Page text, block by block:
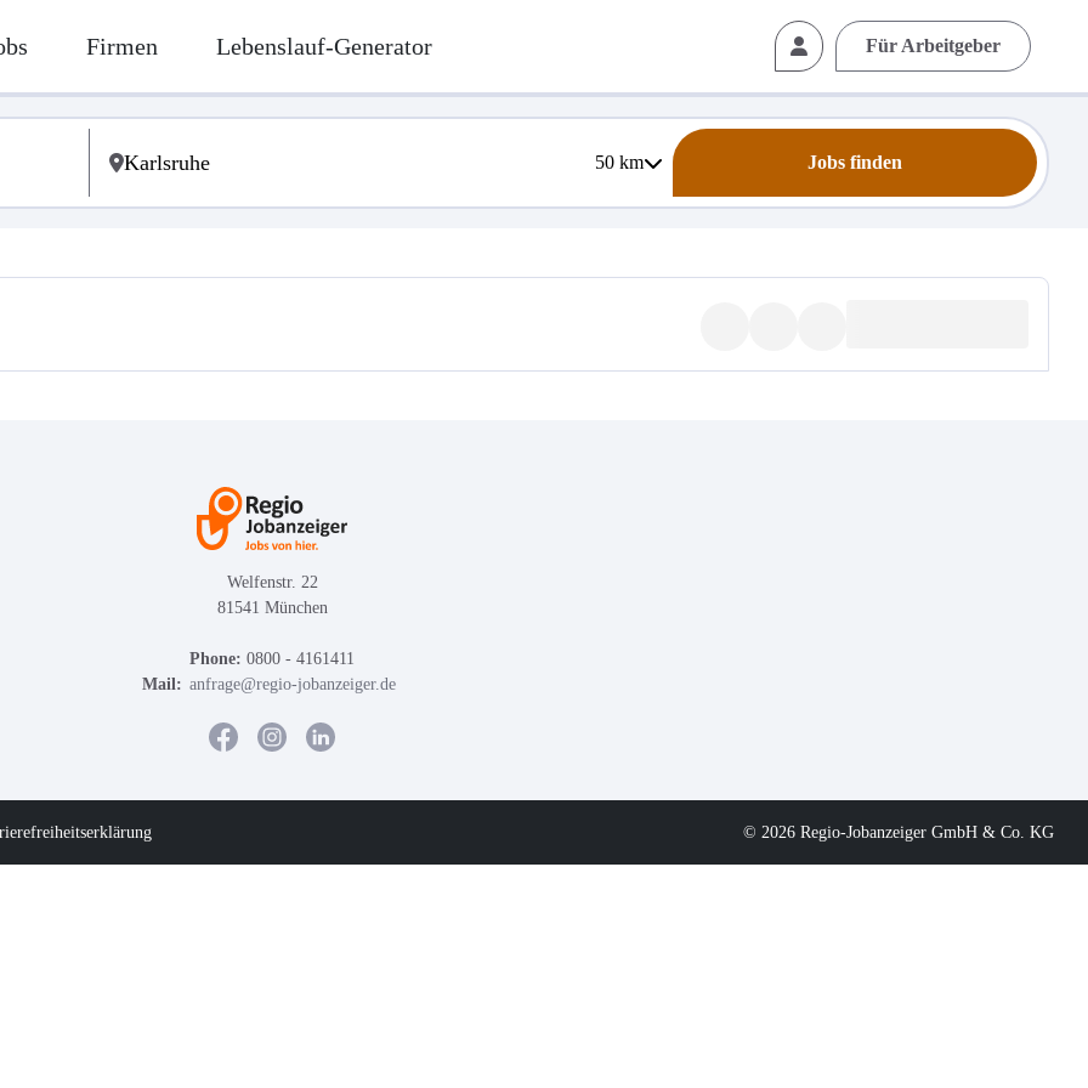
Firmen Lebenslauf-Generator Für Arbeitgeber
50km Jobs finden
Welfenstr. 22
81541 München
Phone: 0800 - 4161411
Mail: anfrage@regio-jobanzeiger.de
© 2026 Regio-Jobanzeiger GmbH & Co. KG